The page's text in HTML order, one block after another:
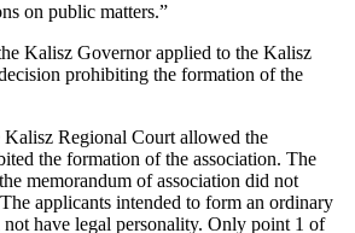
on public matters.”
Kalisz Governor applied to the Kalisz
prohibiting the formation of the
Regional Court allowed the
the formation of the association. The
memorandum of association did not
applicants intended to form an ordinary
have legal personality. Only point 1 of